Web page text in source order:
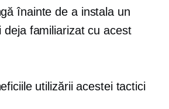
înainte de a instala un
familiarizat cu acest
utilizării acestei tactici